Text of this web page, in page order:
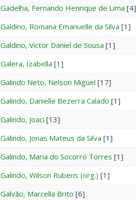
Gadelha, Fernando Henrique de Lima [4]
Galdino, Romana Emanuelle da Silva [1]
Galdino, Victor Daniel de Sousa [1]
Galera, Izabella [1]
Galindo Neto, Nelson Miguel [17]
Galindo, Danielle Bezerra Calado [1]
Galindo, Joaci [13]
Galindo, Jonas Mateus da Silva [1]
Galindo, Maria do Socorro Torres [1]
Galindo, Wilson Rubens (org.) [1]
Galvão, Marcella Brito [6]